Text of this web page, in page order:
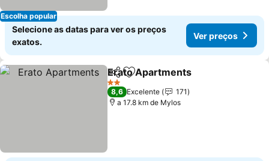
Escolha popular
Selecione as datas para ver os preços
exatos.
Ver preços
PartilharAdicionar aos favoritos
Erato Apartments
2 Estrelas
8,6 Excelente
171
a 17.8 km de Mylos